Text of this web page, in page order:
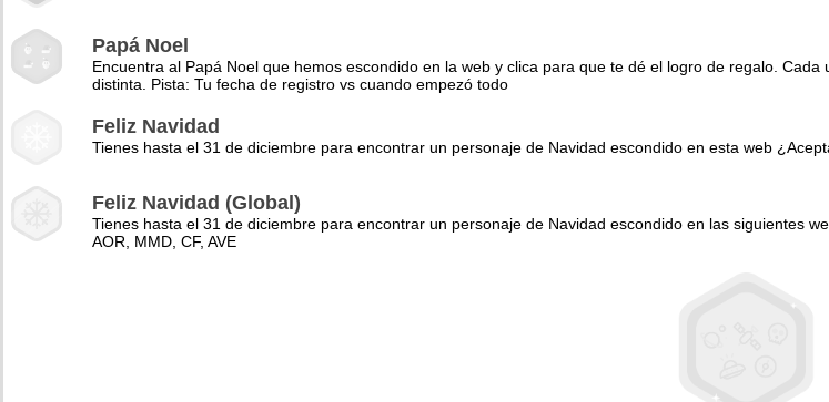
Papá Noel
Encuentra al Papá Noel que hemos escondido en la web y clica para que te dé el logro de regalo.
distinta. Pista: Tu fecha de registro vs cuando empezó todo
Feliz Navidad
Tienes hasta el 31 de diciembre para encontrar un personaje de Navidad escondido en esta web
Feliz Navidad (Global)
Tienes hasta el 31 de diciembre para encontrar un personaje de Navidad escondido en las siguientes
AOR, MMD, CF, AVE